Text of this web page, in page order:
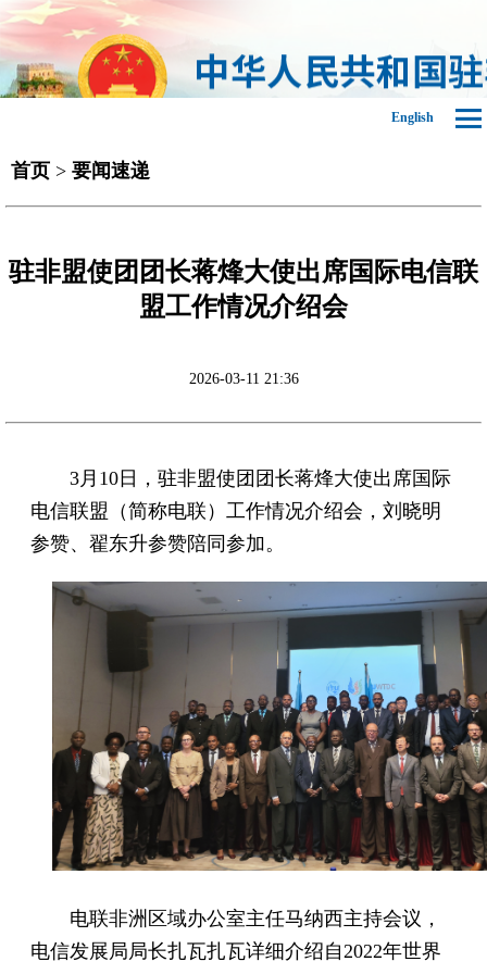
English
首页 > 要闻速递
驻非盟使团团长蒋烽大使出席国际电信联
盟工作情况介绍会
2026-03-11 21:36
3月10日，驻非盟使团团长蒋烽大使出席国际
电信联盟（简称电联）工作情况介绍会，刘晓明
参赞、翟东升参赞陪同参加。
电联非洲区域办公室主任马纳西主持会议，
电信发展局局长扎瓦扎瓦详细介绍自2022年世界